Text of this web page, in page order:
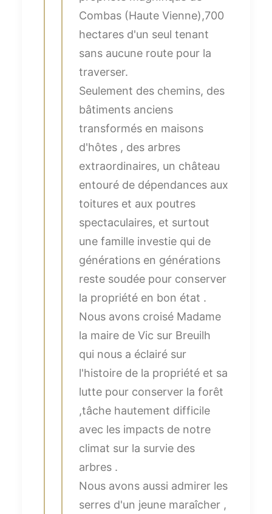
Combas (Haute Vienne),700
hectares d'un seul tenant
sans aucune route pour la
traverser.
Seulement des chemins, des
bâtiments anciens
transformés en maisons
d'hôtes , des arbres
extraordinaires, un château
entouré de dépendances aux
toitures et aux poutres
spectaculaires, et surtout
une famille investie qui de
générations en générations
reste soudée pour conserver
la propriété en bon état .
Nous avons croisé Madame
la maire de Vic sur Breuilh
qui nous a éclairé sur
l'histoire de la propriété et sa
lutte pour conserver la forêt
,tâche hautement difficile
avec les impacts de notre
climat sur la survie des
arbres .
Nous avons aussi admirer les
serres d'un jeune maraîcher ,